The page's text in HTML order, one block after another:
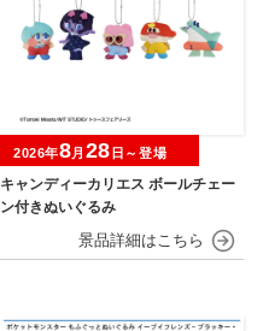
キャンディーカリエス ボールチェー
ン付きぬいぐるみ
2026年8月 28 日～登場